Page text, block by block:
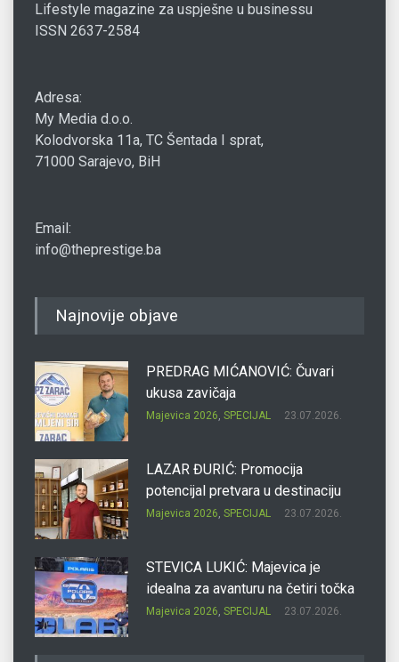
Lifestyle magazine za uspješne u businessu
ISSN 2637-2584
Adresa:
My Media d.o.o.
Kolodvorska 11a, TC Šentada I sprat,
71000 Sarajevo, BiH
Email:
info@theprestige.ba
Najnovije objave
PREDRAG MIĆANOVIĆ: Čuvari
ukusa zavičaja
Majevica 2026, SPECIJAL 23.07.2026.
LAZAR ĐURIĆ: Promocija
potencijal pretvara u destinaciju
Majevica 2026, SPECIJAL 23.07.2026.
STEVICA LUKIĆ: Majevica je
idealna za avanturu na četiri točka
Majevica 2026, SPECIJAL 23.07.2026.